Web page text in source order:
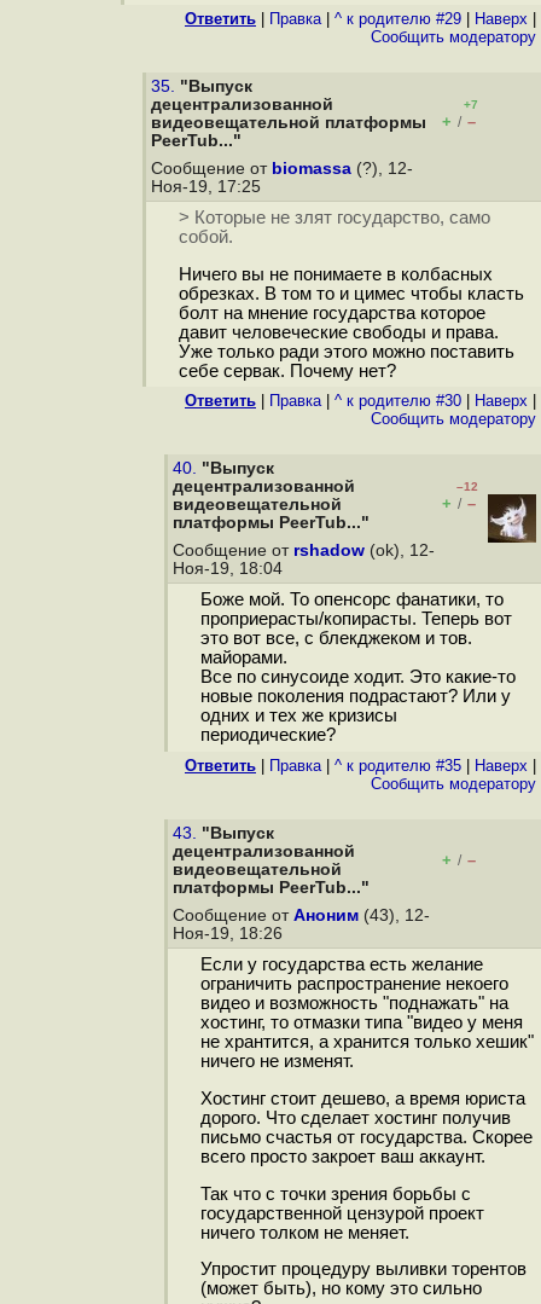
Ответить Правка| ^ к родителю #29 Наверх
Cообщить модератору
35. "Выпуск
децентрализованной
видеовещательной платформы
PeerTub..."
+7
+ / –
Сообщение от biomassa (?), 12-
Ноя-19, 17:25
> Которые не злят государство, само
собой.
Ничего вы не понимаете в колбасных
обрезках. В том то и цимес чтобы класть
болт на мнение государства которое
давит человеческие свободы и права.
Уже только ради этого можно поставить
себе сервак. Почему нет?
Ответить Правка| ^ к родителю #30 Наверх
Cообщить модератору
40. "Выпуск
децентрализованной
видеовещательной
платформы PeerTub..."
–12
+ / –
Сообщение от rshadow (ok), 12-
Ноя-19, 18:04
Боже мой. То опенсорс фанатики, то
проприерасты/копирасты. Теперь вот
это вот все, с блекджеком и тов.
майорами.
Все по синусоиде ходит. Это какие-то
новые поколения подрастают? Или у
одних и тех же кризисы
периодические?
Ответить Правка| ^ к родителю #35 Наверх
Cообщить модератору
43. "Выпуск
децентрализованной
видеовещательной
платформы PeerTub..."
+ / –
Сообщение от Аноним (43), 12-
Ноя-19, 18:26
Если у государства есть желание
ограничить распространение некоего
видео и возможность "поднажать" на
хостинг, то отмазки типа "видео у меня
не хрантится, а хранится только хешик"
ничего не изменят.
Хостинг стоит дешево, а время юриста
дорого. Что сделает хостинг получив
письмо счастья от государства. Скорее
всего просто закроет ваш аккаунт.
Так что с точки зрения борьбы с
государственной цензурой проект
ничего толком не меняет.
Упростит процедуру выливки торентов
(может быть), но кому это сильно